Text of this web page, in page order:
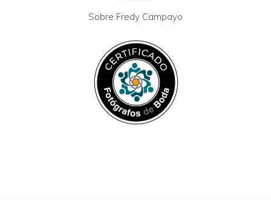
Sobre Fredy Campayo